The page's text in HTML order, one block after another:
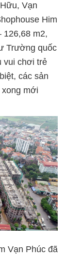
Vạn
Him
126,68 m2,
Trường quốc
vui chơi trẻ
các sản
mới
Vạn Phúc đã